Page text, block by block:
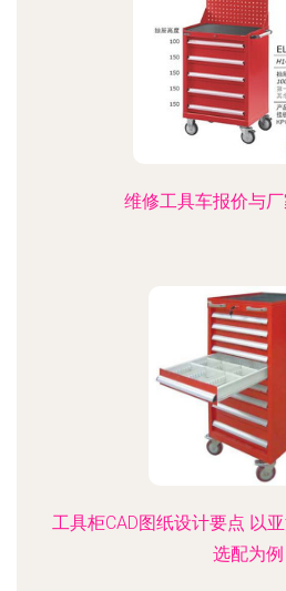
维修工具车报价与
工具柜CAD图纸设计要点 以
选配为例